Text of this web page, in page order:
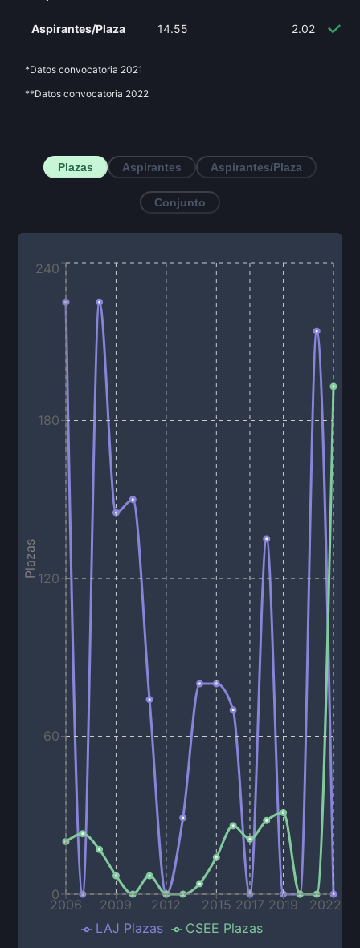
Aspirantes/Plaza 14.55 2.02
*Datos convocatoria 2021
**Datos convocatoria 2022
Plazas Aspirantes Aspirantes/Plaza
Conjunto
2006 2009 2012 2015 2017 2019 2022
0
60
120
180
240
Plazas
LAJ Plazas CSEE Plazas